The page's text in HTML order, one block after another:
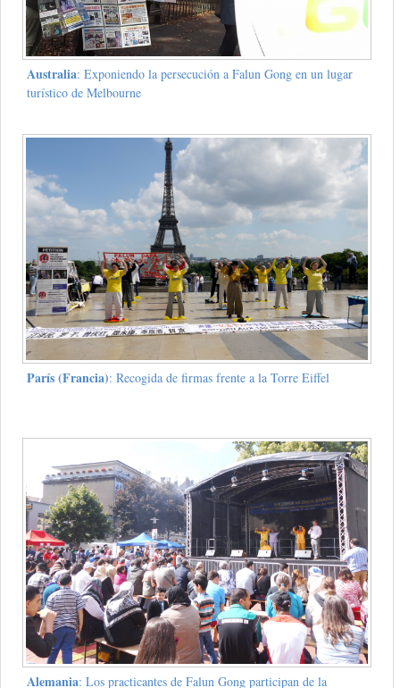
Australia: Exponiendo la persecución a Falun Gong en un lugar
turístico de Melbourne
París (Francia): Recogida de firmas frente a la Torre Eiffel
Alemania: Los practicantes de Falun Gong participan de la